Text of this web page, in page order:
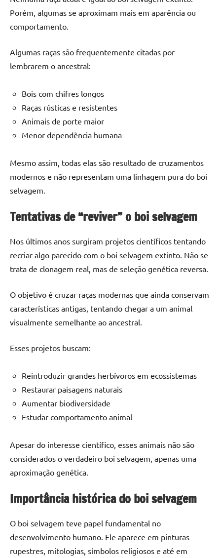
Porém, algumas se aproximam mais em aparência ou
comportamento.
Algumas raças são frequentemente citadas por
lembrarem o ancestral:
Bois com chifres longos
Raças rústicas e resistentes
Animais de porte maior
Menor dependência humana
Mesmo assim, todas elas são resultado de cruzamentos
modernos e não representam uma linhagem pura do boi
selvagem.
Tentativas de “reviver” o boi selvagem
Nos últimos anos surgiram projetos científicos tentando
recriar algo parecido com o boi selvagem extinto. Não se
trata de clonagem real, mas de seleção genética reversa.
O objetivo é cruzar raças modernas que ainda conservam
características antigas, tentando chegar a um animal
visualmente semelhante ao ancestral.
Esses projetos buscam:
Reintroduzir grandes herbívoros em ecossistemas
Restaurar paisagens naturais
Aumentar biodiversidade
Estudar comportamento animal
Apesar do interesse científico, esses animais não são
considerados o verdadeiro boi selvagem, apenas uma
aproximação genética.
Importância histórica do boi selvagem
O boi selvagem teve papel fundamental no
desenvolvimento humano. Ele aparece em pinturas
rupestres, mitologias, símbolos religiosos e até em